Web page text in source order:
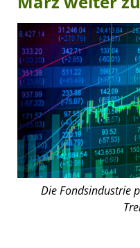
Die Fondsindustrie